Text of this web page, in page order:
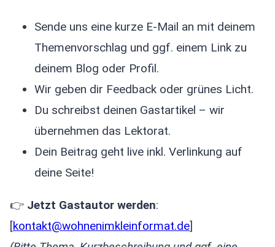
Sende uns eine kurze E-Mail an mit deinem
Themenvorschlag und ggf. einem Link zu
deinem Blog oder Profil.
Wir geben dir Feedback oder grünes Licht.
Du schreibst deinen Gastartikel – wir
übernehmen das Lektorat.
Dein Beitrag geht live inkl. Verlinkung auf
deine Seite!
👉 Jetzt Gastautor werden:
[kontakt@wohnenimkleinformat.de]